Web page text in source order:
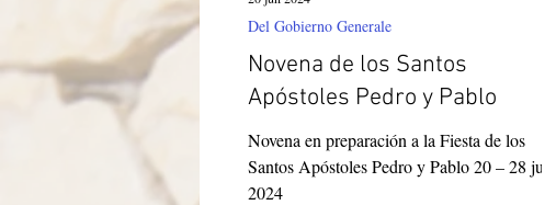
Novena de los Santos
Apóstoles Pedro y Pablo
Novena en preparación a la Fiesta de los
Santos Apóstoles Pedro y Pablo 20 – 28 junio
2024
Del Gobierno Generale